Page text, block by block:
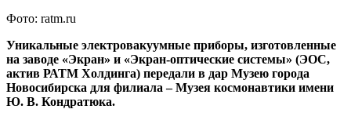
Фото: ratm.ru
Уникальные электровакуумные приборы, изготовленные
на заводе «Экран» и «Экран-оптические системы» (ЭОС,
актив РАТМ Холдинга) передали в дар Музею города
Новосибирска для филиала – Музея космонавтики имени
Ю. В. Кондратюка.